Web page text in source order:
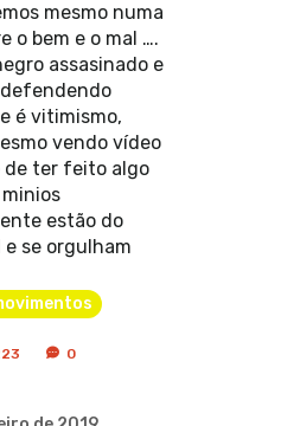
mesmo numa
o bem e o mal ….
assasinado e
defendendo
é vitimismo,
vendo vídeo
de ter feito algo
estão do
e se orgulham
0